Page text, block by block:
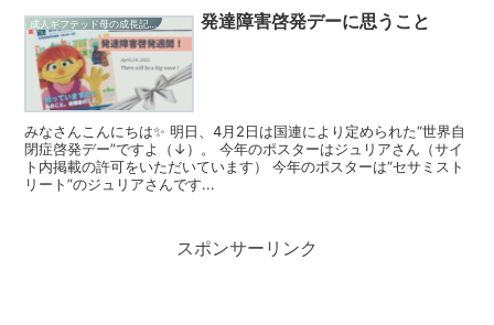
成人ギフテッド母の成長記録 発達障害啓発デーに思うこと
みなさんこんにちは✨ 明日、4月2日は国連により定められた“世界自
閉症啓発デー”ですよ（↓）。 今年のポスターはジュリアさん（サイ
ト内掲載の許可をいただいています） 今年のポスターは“セサミスト
リート”のジュリアさんです...
スポンサーリンク